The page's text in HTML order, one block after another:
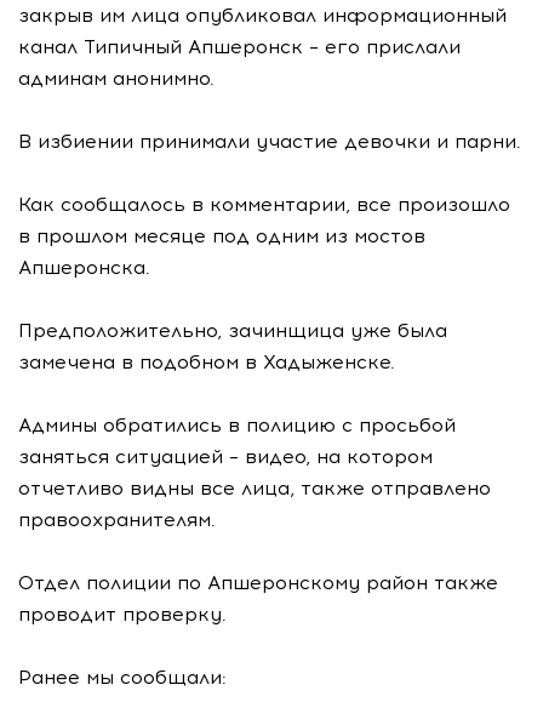
закрыв им лица опубликовал информационный
канал Типичный Апшеронск – его прислали
админам анонимно.
В избиении принимали участие девочки и парни.
Как сообщалось в комментарии, все произошло
в прошлом месяце под одним из мостов
Апшеронска.
Предположительно, зачинщица уже была
замечена в подобном в Хадыженске.
Админы обратились в полицию с просьбой
заняться ситуацией – видео, на котором
отчетливо видны все лица, также отправлено
правоохранителям.
Отдел полиции по Апшеронскому район также
проводит проверку.
Ранее мы сообщали: